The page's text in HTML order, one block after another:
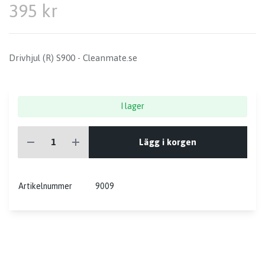
395 kr
Drivhjul (R) S900 - Cleanmate.se
I lager
Lägg i korgen
Artikelnummer 9009